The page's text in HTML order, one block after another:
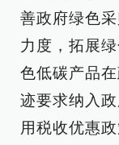
善政府绿色
力度，拓展
色低碳产品
迹要求纳入
用税收优惠